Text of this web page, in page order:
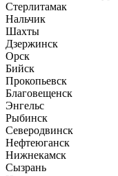
Стерлитамак
Нальчик
Шахты
Дзержинск
Орск
Бийск
Прокопьевск
Благовещенск
Энгельс
Рыбинск
Северодвинск
Нефтеюганск
Нижнекамск
Сызрань